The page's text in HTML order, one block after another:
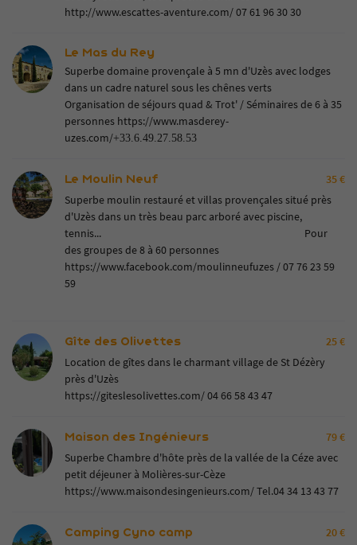
http://www.escattes-aventure.com/07 61 96 30 30
Le Mas du Rey
Superbe domaine provençale à 5 mn d'Uzès avec lodges
dans un cadre naturel sous les chênes verts
Organisation de séjours quad & Trot' / Séminaires de 6 à 35
personnes https://www.masderey-
uzes.com/+33.6.49.27.58.53
Le Moulin Neuf
35 €
Superbe moulin restauré et villas provençales situé près
d'Uzès dans un très beau parc arboré avec piscine,
tennis... Pour
des groupes de 8 à 60 personnes
https://www.facebook.com/moulinneufuzes/ 07 76 23 59
59
Gîte des Olivettes
25 €
Location de gîtes dans le charmant village de St Dézèry
près d'Uzès
https://giteslesolivettes.com/04 66 58 43 47
Maison des Ingénieurs
79 €
Superbe Chambre d'hôte près de la vallée de la Céze avec
petit déjeuner à Molières-sur-Cèze
https://www.maisondesingenieurs.com/Tel.04 34 13 43 77
Camping Cyno camp
20 €